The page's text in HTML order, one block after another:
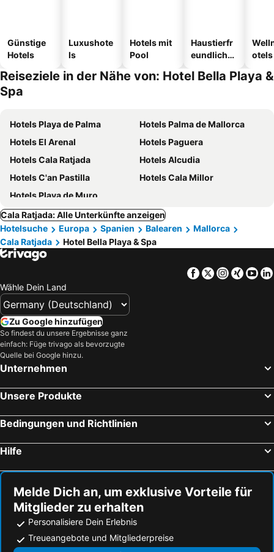
Günstige
Hotels
Luxushote
ls
Hotels mit
Pool
Haustierfr
eundliche
otels
Reiseziele in der Nähe von: Hotel Bella Playa &
Spa
Hotels Playa de Palma
Hotels Palma de Mallorca
Hotels El Arenal
Hotels Paguera
Hotels Cala Ratjada
Hotels Alcudia
Hotels C'an Pastilla
Hotels Cala Millor
Hotels Playa de Muro
Cala Ratjada: Alle Unterkünfte anzeigen
Hotelsuche
Europa Spanien Balearen
Mallorca
Cala Ratjada
Hotel Bella Playa & Spa
Facebook
TwitterXing
Wähle Dein Land
Zu Google hinzufügen
So findest du unsere Ergebnisse ganz
einfach: Füge trivago als bevorzugte
Quelle bei Google hinzu.
Unternehmen
Unsere Produkte
Bedingungen und Richtlinien
Hilfe
Melde Dich an, um exklusive Vorteile für
Mitglieder zu erhalten
Personalisiere Dein Erlebnis
Treueangebote und Mitgliederpreise